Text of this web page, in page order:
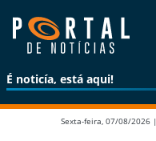
É noticía, está aqui!
Sexta-feira, 07/08/2026 |